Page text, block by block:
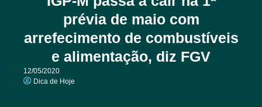
prévia de maio com
arrefecimento de combustíveis
e alimentação, diz FGV
12/05/2020
Dica de Hoje